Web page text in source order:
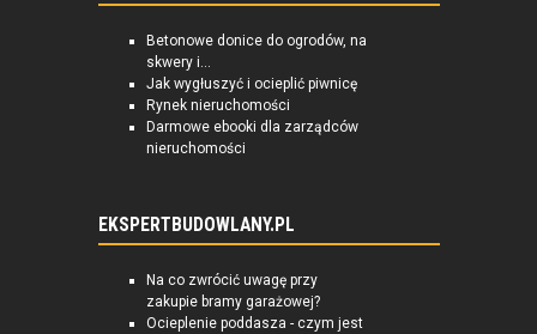
Betonowe donice do ogrodów, na
skwery i...
Jak wygłuszyć i ocieplić piwnicę
Rynek nieruchomości
Darmowe ebooki dla zarządców
nieruchomości
EKSPERTBUDOWLANY.PL
Na co zwrócić uwagę przy
zakupie bramy garażowej?
Ocieplenie poddasza - czym jest